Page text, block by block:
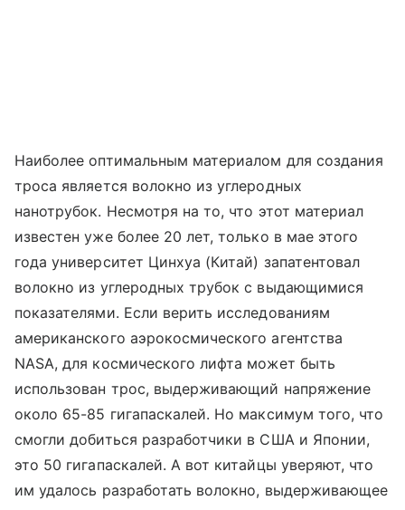
Наиболее оптимальным материалом для создания
троса является волокно из углеродных
нанотрубок. Несмотря на то, что этот материал
известен уже более 20 лет, только в мае этого
года университет Цинхуа (Китай) запатентовал
волокно из углеродных трубок с выдающимися
показателями. Если верить исследованиям
американского аэрокосмического агентства
NASA, для космического лифта может быть
использован трос, выдерживающий напряжение
около 65-85 гигапаскалей. Но максимум того, что
смогли добиться разработчики в США и Японии,
это 50 гигапаскалей. А вот китайцы уверяют, что
им удалось разработать волокно, выдерживающее